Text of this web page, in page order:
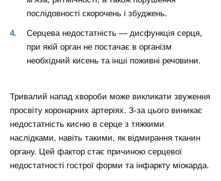
послідовності скорочень і збуджень.
Серцева недостатність — дисфункція серця,
при якій орган не постачає в організм
необхідний кисень та інші поживні речовини.
Тривалий напад хвороби може викликати звуження
просвіту коронарних артеріях. З-за цього виникає
недостатність кисню в серце з тяжкими
наслідками, навіть такими, як відмирання тканин
органу. Цей фактор стає причиною серцевої
недостатності гострої форми та інфаркту міокарда.